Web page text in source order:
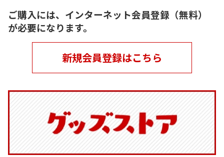
ご購入には、インターネット会員登録（無料）
が必要になります。
新規会員登録はこちら